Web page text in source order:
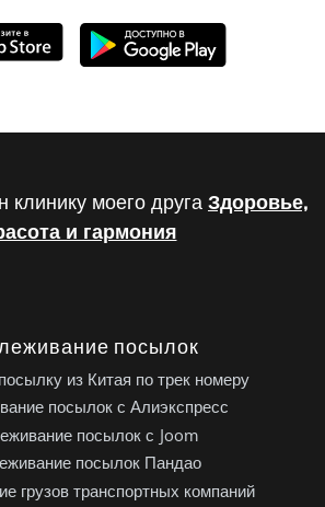
клинику моего друга Здоровье,
и гармония
посылок
из Китая по трек номеру
посылок с Алиэкспресс
посылок с Joom
посылок Пандао
грузов транспортных компаний